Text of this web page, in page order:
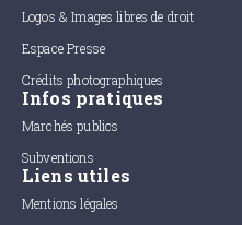
Logos & Images libres de droit
Espace Presse
Crédits photographiques
Infos pratiques
Marchés publics
Subventions
Liens utiles
Mentions légales